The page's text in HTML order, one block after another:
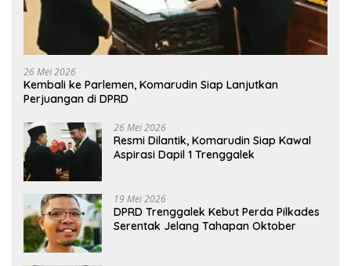
26 Mei 2026
Kembali ke Parlemen, Komarudin Siap Lanjutkan
Perjuangan di DPRD
26 Mei 2026
Resmi Dilantik, Komarudin Siap Kawal
Aspirasi Dapil 1 Trenggalek
19 Mei 2026
DPRD Trenggalek Kebut Perda Pilkades
Serentak Jelang Tahapan Oktober